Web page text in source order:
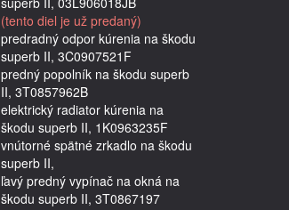
(tento diel je už predaný)
predradný odpor kúrenia na škodu
superb II, 3C0907521F
predný popolník na škodu superb
II, 3T0857962B
elektrický radiator kúrenia na
škodu superb II, 1K0963235F
vnútorné spätné zrkadlo na škodu
superb II,
ľavý predný vypínač na okná na
škodu superb II, 3T0867197